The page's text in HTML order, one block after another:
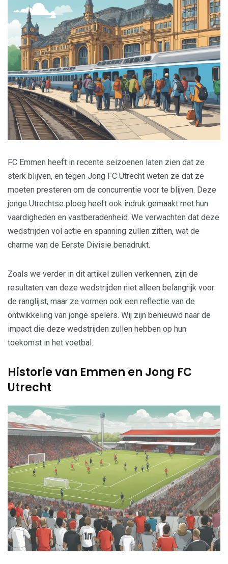
FC Emmen heeft in recente seizoenen laten zien dat ze
sterk blijven, en tegen Jong FC Utrecht weten ze dat ze
moeten presteren om de concurrentie voor te blijven. Deze
jonge Utrechtse ploeg heeft ook indruk gemaakt met hun
vaardigheden en vastberadenheid. We verwachten dat deze
wedstrijden vol actie en spanning zullen zitten, wat de
charme van de Eerste Divisie benadrukt.
Zoals we verder in dit artikel zullen verkennen, zijn de
resultaten van deze wedstrijden niet alleen belangrijk voor
de ranglijst, maar ze vormen ook een reflectie van de
ontwikkeling van jonge spelers. Wij zijn benieuwd naar de
impact die deze wedstrijden zullen hebben op hun
toekomst in het voetbal.
Historie van Emmen en Jong FC
Utrecht